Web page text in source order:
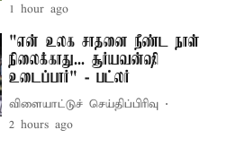
1 hour ago
"என் உலக சாதனை நீண்ட நாள்
நிலைக்காது... சூர்யவன்ஷி
உடைப்பார்" - பட்லர்
விளையாட்டுச் செய்திப்பிரிவு
2 hours ago